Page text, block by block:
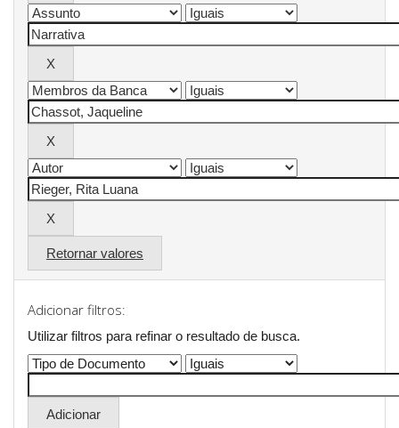
Retornar valores
Adicionar filtros:
Utilizar filtros para refinar o resultado de busca.